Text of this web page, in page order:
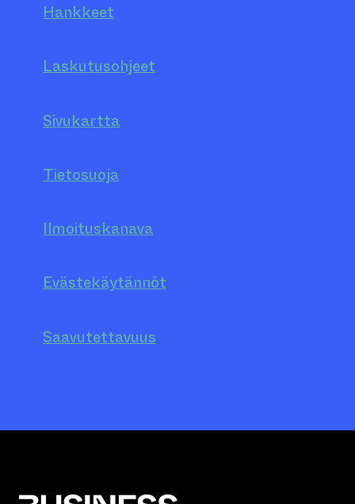
Hankkeet
Laskutusohjeet
Sivukartta
Tietosuoja
Ilmoituskanava
Evästekäytännöt
Saavutettavuus